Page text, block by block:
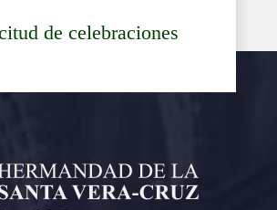
de celebraciones